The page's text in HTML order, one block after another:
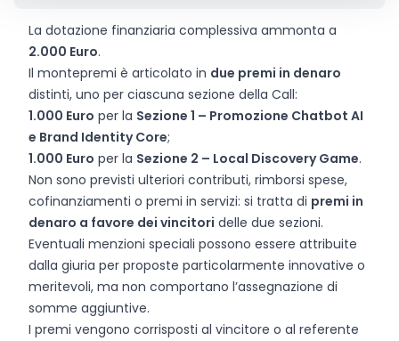
La dotazione finanziaria complessiva ammonta a
2.000 Euro.
Il montepremi è articolato in due premi in denaro
distinti, uno per ciascuna sezione della Call:
1.000 Euro per la Sezione 1 – Promozione Chatbot AI
e Brand Identity Core;
1.000 Euro per la Sezione 2 – Local Discovery Game.
Non sono previsti ulteriori contributi, rimborsi spese,
cofinanziamenti o premi in servizi: si tratta di premi in
denaro a favore dei vincitori delle due sezioni.
Eventuali menzioni speciali possono essere attribuite
dalla giuria per proposte particolarmente innovative o
meritevoli, ma non comportano l’assegnazione di
somme aggiuntive.
I premi vengono corrisposti al vincitore o al referente